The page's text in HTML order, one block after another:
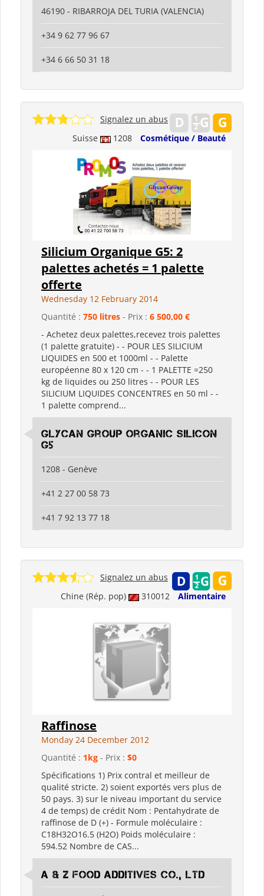
46190 - RIBARROJA DEL TURIA (VALENCIA)
+34 9 62 77 96 67
+34 6 66 50 31 18
Suisse 1208 Cosmétique / Beauté
Signalez un abus
Silicium Organique G5: 2
palettes achetés = 1 palette
offerte
Wednesday 12 February 2014
Quantité : 750 litres - Prix : 6 500,00 €
- Achetez deux palettes,recevez trois palettes
(1 palette gratuite) - - POUR LES SILICIUM
LIQUIDES en 500 et 1000ml - - Palette
européenne 80 x 120 cm - - 1 PALETTE =250
kg de liquides ou 250 litres - - POUR LES
SILICIUM LIQUIDES CONCENTRES en 50 ml - -
1 palette comprend...
Glycan Group Organic Silicon
G5
1208 - Genève
+41 2 27 00 58 73
+41 7 92 13 77 18
Chine (Rép. pop) 310012 Alimentaire
Signalez un abus
Raffinose
Monday 24 December 2012
Quantité : 1kg - Prix : $0
Spécifications 1) Prix contral et meilleur de
qualité stricte. 2) soient exportés vers plus de
50 pays. 3) sur le niveau important du service
4 de temps) de crédit Nom : Pentahydrate de
raffinose de D (+) - Formule moléculaire :
C18H32O16.5 (H2O) Poids moléculaire :
594.52 Nombre de CAS...
A & Z FOOD ADDITIVES CO., LTD